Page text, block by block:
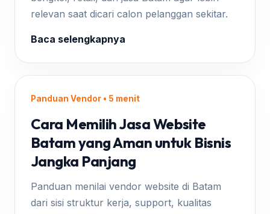
relevan saat dicari calon pelanggan sekitar.
Baca selengkapnya
Panduan Vendor • 5 menit
Cara Memilih Jasa Website
Batam yang Aman untuk Bisnis
Jangka Panjang
Panduan menilai vendor website di Batam
dari sisi struktur kerja, support, kualitas